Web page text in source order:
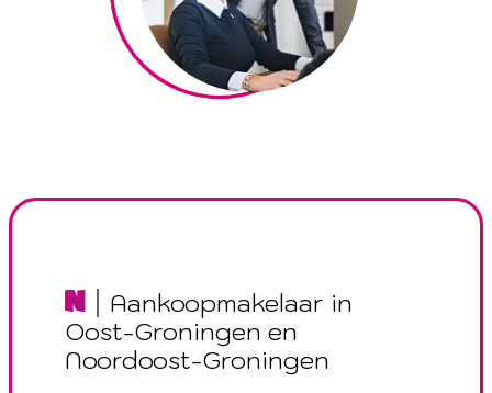
Aankoopmakelaar in
Oost-Groningen en
Noordoost-Groningen